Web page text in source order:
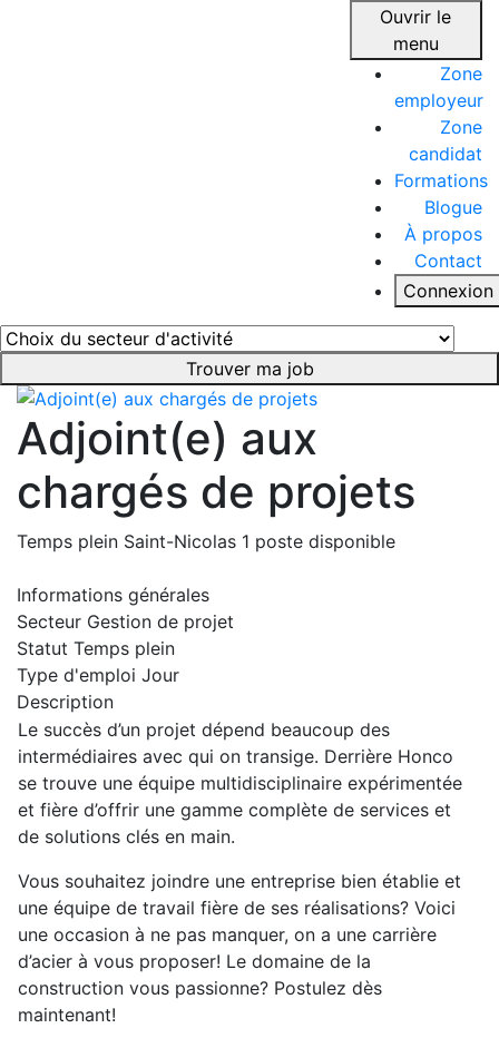
Ouvrir le
menu
Zone
employeur
Zone
candidat
Formations
Blogue
À propos
Contact
Connexion
Trouver ma job
Adjoint(e) aux
chargés de projets
Temps plein Saint-Nicolas 1 poste disponible
Informations générales
Secteur Gestion de projet
Statut Temps plein
Type d'emploi Jour
Description
Le succès d’un projet dépend beaucoup des
intermédiaires avec qui on transige. Derrière Honco
se trouve une équipe multidisciplinaire expérimentée
et fière d’offrir une gamme complète de services et
de solutions clés en main.
Vous souhaitez joindre une entreprise bien établie et
une équipe de travail fière de ses réalisations? Voici
une occasion à ne pas manquer, on a une carrière
d’acier à vous proposer! Le domaine de la
construction vous passionne? Postulez dès
maintenant!